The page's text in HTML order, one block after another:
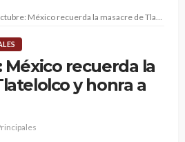
México recuerda la masacre de Tlatelolco y honra a sus víctimas
recuerda la
y honra a